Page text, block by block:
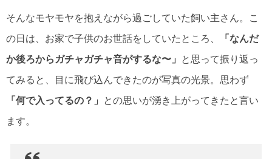
そんなモヤモヤを抱えながら過ごしていた飼い主さん。こ
の日は、お家で子供のお世話をしていたところ、
「なんだ
か後ろからガチャガチャ音がするな〜」
と思って振り返っ
てみると、目に飛び込んできたのが写真の光景。思わず
「何で入ってるの？」
との思いが湧き上がってきたと言い
ます。